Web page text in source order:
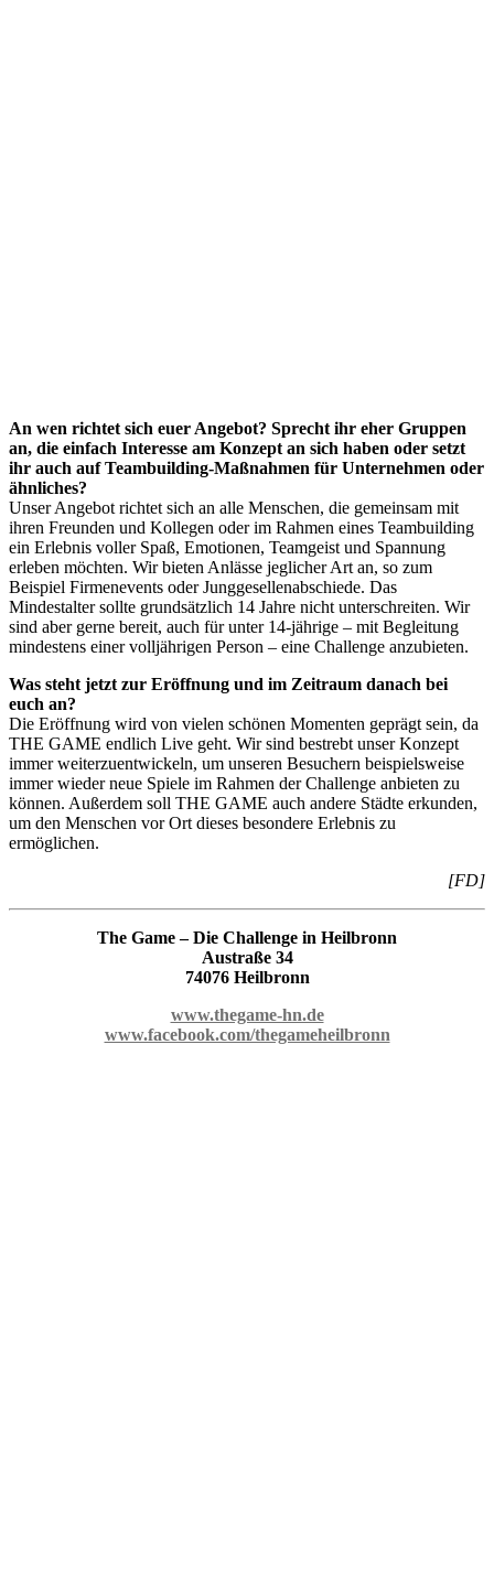
An wen richtet sich euer Angebot? Sprecht ihr eher Gruppen
an, die einfach Interesse am Konzept an sich haben oder setzt
ihr auch auf Teambuilding-Maßnahmen für Unternehmen oder
ähnliches?
Unser Angebot richtet sich an alle Menschen, die gemeinsam mit
ihren Freunden und Kollegen oder im Rahmen eines Teambuilding
ein Erlebnis voller Spaß, Emotionen, Teamgeist und Spannung
erleben möchten. Wir bieten Anlässe jeglicher Art an, so zum
Beispiel Firmenevents oder Junggesellenabschiede. Das
Mindestalter sollte grundsätzlich 14 Jahre nicht unterschreiten. Wir
sind aber gerne bereit, auch für unter 14-jährige – mit Begleitung
mindestens einer volljährigen Person – eine Challenge anzubieten.
Was steht jetzt zur Eröffnung und im Zeitraum danach bei
euch an?
Die Eröffnung wird von vielen schönen Momenten geprägt sein, da
THE GAME endlich Live geht. Wir sind bestrebt unser Konzept
immer weiterzuentwickeln, um unseren Besuchern beispielsweise
immer wieder neue Spiele im Rahmen der Challenge anbieten zu
können. Außerdem soll THE GAME auch andere Städte erkunden,
um den Menschen vor Ort dieses besondere Erlebnis zu
ermöglichen.
[FD]
The Game – Die Challenge in Heilbronn
Austraße 34
74076 Heilbronn
www.thegame-hn.de
www.facebook.com/thegameheilbronn